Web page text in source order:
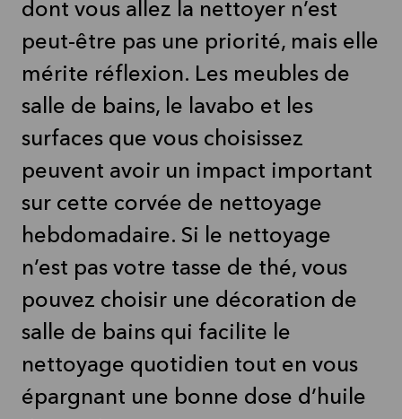
dont vous allez la nettoyer n’est
peut-être pas une priorité, mais elle
mérite réflexion. Les meubles de
salle de bains, le lavabo et les
surfaces que vous choisissez
peuvent avoir un impact important
sur cette corvée de nettoyage
hebdomadaire. Si le nettoyage
n’est pas votre tasse de thé, vous
pouvez choisir une décoration de
salle de bains qui facilite le
nettoyage quotidien tout en vous
épargnant une bonne dose d’huile